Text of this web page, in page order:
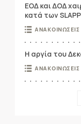
ΕΟΔ και ΔΟΔ
κατά των
ΑΝΑΚΟΙΝΩΣΕΙΣ
Η αργία του
ΑΝΑΚΟΙΝΩΣΕΙΣ